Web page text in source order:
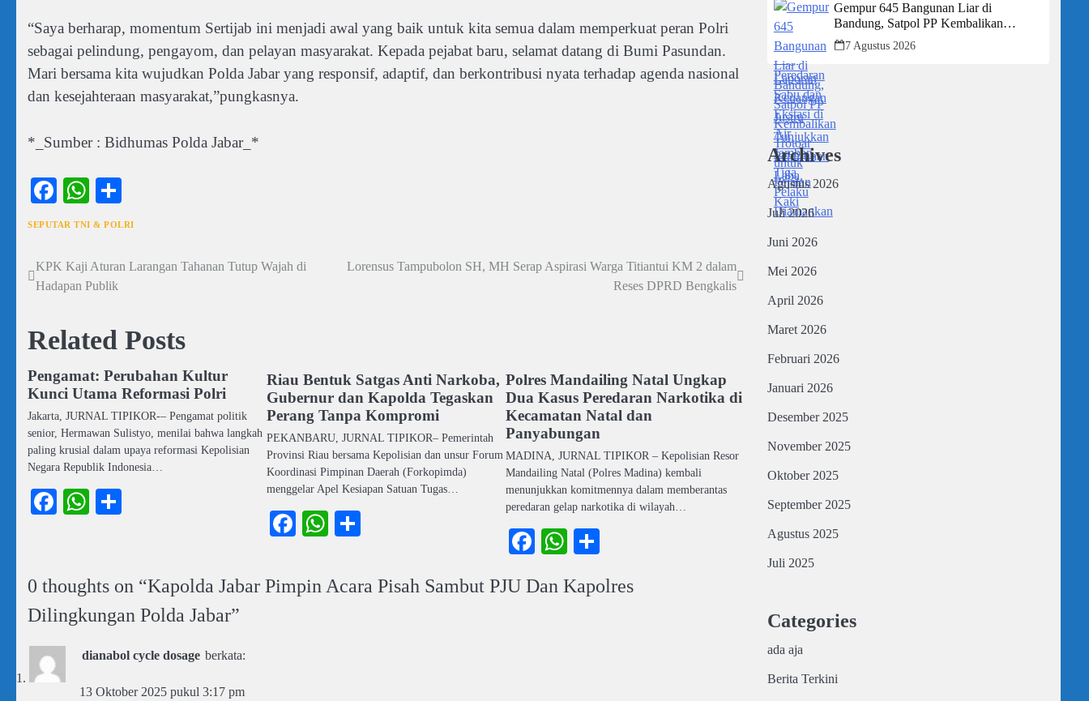
“Saya berharap, momentum Sertijab ini menjadi awal yang baik untuk kita semua dalam memperkuat peran Polri
sebagai pelindung, pengayom, dan pelayan masyarakat. Kepada pejabat baru, selamat datang di Bumi Pasundan.
Mari bersama kita wujudkan Polda Jabar yang responsif, adaptif, dan berkontribusi nyata terhadap agenda nasional
dan kesejahteraan masyarakat,”pungkasnya.
*_Sumber : Bidhumas Polda Jabar_*
Facebook
WhatsApp
SEPUTAR TNI & POLRI
Navigasi
KPK Kaji Aturan Larangan Tahanan Tutup Wajah di
Hadapan Publik
Lorensus Tampubolon SH, MH Serap Aspirasi Warga Titiantui KM 2 dalam
Reses DPRD Bengkalis
Related Posts
Pengamat: Perubahan Kultur
Kunci Utama Reformasi Polri
Jakarta, JURNAL TIPIKOR-– Pengamat politik
senior, Hermawan Sulistyo, menilai bahwa langkah
paling krusial dalam upaya reformasi Kepolisian
Negara Republik Indonesia…
Facebook
WhatsApp
Riau Bentuk Satgas Anti Narkoba,
Gubernur dan Kapolda Tegaskan
Perang Tanpa Kompromi
PEKANBARU, JURNAL TIPIKOR– Pemerintah
Provinsi Riau bersama Kepolisian dan unsur Forum
Koordinasi Pimpinan Daerah (Forkopimda)
menggelar Apel Kesiapan Satuan Tugas…
Facebook
WhatsApp
Share
Polres Mandailing Natal Ungkap
Dua Kasus Peredaran Narkotika di
Kecamatan Natal dan
Panyabungan
MADINA, JURNAL TIPIKOR – Kepolisian Resor
Mandailing Natal (Polres Madina) kembali
menunjukkan komitmennya dalam memberantas
peredaran gelap narkotika di wilayah…
Facebook
WhatsApp
Share
0 thoughts on “Kapolda Jabar Pimpin Acara Pisah Sambut PJU Dan Kapolres
Dilingkungan Polda Jabar”
dianabol cycle dosage berkata:
13 Oktober 2025 pukul 3:17 pm
Gempur 645 Bangunan Liar di
Bandung, Satpol PP Kembalikan
Trotoar untuk Pejalan Kaki
7 Agustus 2026
Archives
Agustus 2026
Juli 2026
Juni 2026
Mei 2026
April 2026
Maret 2026
Februari 2026
Januari 2026
Desember 2025
November 2025
Oktober 2025
September 2025
Agustus 2025
Juli 2025
Categories
ada aja
Berita Terkini